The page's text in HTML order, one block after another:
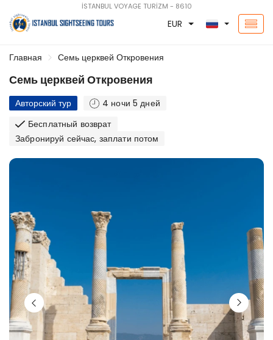
İSTANBUL VOYAGE TURİZM - 8610
EUR
Главная Семь церквей Откровения
Семь церквей Откровения
Авторский тур
4 ночи 5 дней
Бесплатный возврат
Забронируй сейчас, заплати потом